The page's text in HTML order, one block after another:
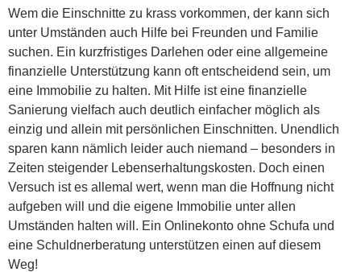
Wem die Einschnitte zu krass vorkommen, der kann sich
unter Umständen auch Hilfe bei Freunden und Familie
suchen. Ein kurzfristiges Darlehen oder eine allgemeine
finanzielle Unterstützung kann oft entscheidend sein, um
eine Immobilie zu halten. Mit Hilfe ist eine finanzielle
Sanierung vielfach auch deutlich einfacher möglich als
einzig und allein mit persönlichen Einschnitten. Unendlich
sparen kann nämlich leider auch niemand – besonders in
Zeiten steigender Lebenserhaltungskosten. Doch einen
Versuch ist es allemal wert, wenn man die Hoffnung nicht
aufgeben will und die eigene Immobilie unter allen
Umständen halten will. Ein Onlinekonto ohne Schufa und
eine Schuldnerberatung unterstützen einen auf diesem
Weg!